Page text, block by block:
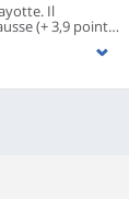
Il
(+ 3,9 points)
portent de plus
en 2016, tandis
emploi, soit